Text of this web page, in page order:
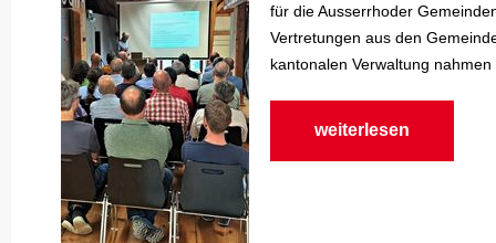
für die Ausserrhoder
Vertretungen aus den
kantonalen Verwaltung
weiterlesen